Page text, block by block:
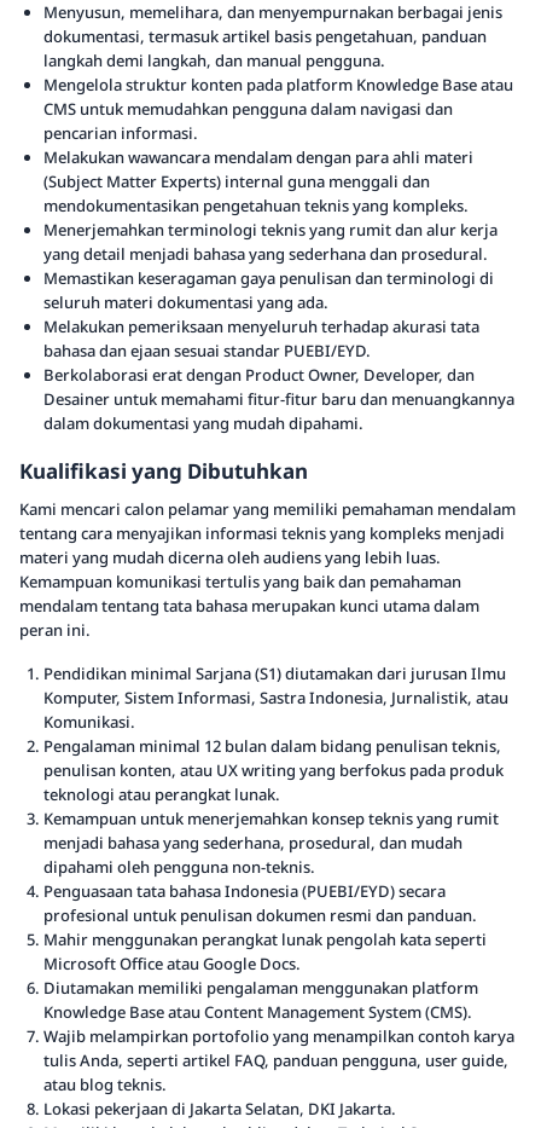
Menyusun, memelihara, dan menyempurnakan berbagai jenis
dokumentasi, termasuk artikel basis pengetahuan, panduan
langkah demi langkah, dan manual pengguna.
Mengelola struktur konten pada platform Knowledge Base atau
CMS untuk memudahkan pengguna dalam navigasi dan
pencarian informasi.
Melakukan wawancara mendalam dengan para ahli materi
(Subject Matter Experts) internal guna menggali dan
mendokumentasikan pengetahuan teknis yang kompleks.
Menerjemahkan terminologi teknis yang rumit dan alur kerja
yang detail menjadi bahasa yang sederhana dan prosedural.
Memastikan keseragaman gaya penulisan dan terminologi di
seluruh materi dokumentasi yang ada.
Melakukan pemeriksaan menyeluruh terhadap akurasi tata
bahasa dan ejaan sesuai standar PUEBI/EYD.
Berkolaborasi erat dengan Product Owner, Developer, dan
Desainer untuk memahami fitur-fitur baru dan menuangkannya
dalam dokumentasi yang mudah dipahami.
Kualifikasi yang Dibutuhkan
Kami mencari calon pelamar yang memiliki pemahaman mendalam
tentang cara menyajikan informasi teknis yang kompleks menjadi
materi yang mudah dicerna oleh audiens yang lebih luas.
Kemampuan komunikasi tertulis yang baik dan pemahaman
mendalam tentang tata bahasa merupakan kunci utama dalam
peran ini.
Pendidikan minimal Sarjana (S1) diutamakan dari jurusan Ilmu
Komputer, Sistem Informasi, Sastra Indonesia, Jurnalistik, atau
Komunikasi.
Pengalaman minimal 12 bulan dalam bidang penulisan teknis,
penulisan konten, atau UX writing yang berfokus pada produk
teknologi atau perangkat lunak.
Kemampuan untuk menerjemahkan konsep teknis yang rumit
menjadi bahasa yang sederhana, prosedural, dan mudah
dipahami oleh pengguna non-teknis.
Penguasaan tata bahasa Indonesia (PUEBI/EYD) secara
profesional untuk penulisan dokumen resmi dan panduan.
Mahir menggunakan perangkat lunak pengolah kata seperti
Microsoft Office atau Google Docs.
Diutamakan memiliki pengalaman menggunakan platform
Knowledge Base atau Content Management System (CMS).
Wajib melampirkan portofolio yang menampilkan contoh karya
tulis Anda, seperti artikel FAQ, panduan pengguna, user guide,
atau blog teknis.
Lokasi pekerjaan di Jakarta Selatan, DKI Jakarta.